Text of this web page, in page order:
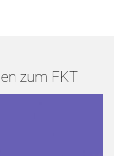
zum FKT